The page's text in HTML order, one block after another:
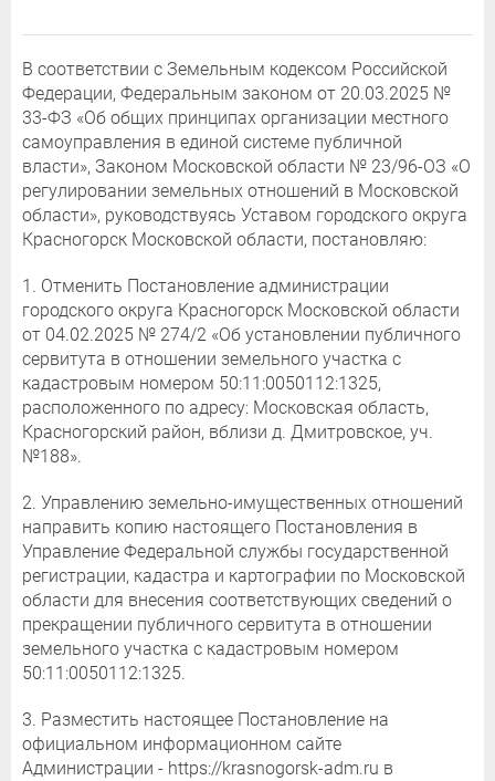
В соответствии с Земельным кодексом Российской
Федерации, Федеральным законом от 20.03.2025 №
33-ФЗ «Об общих принципах организации местного
самоуправления в единой системе публичной
власти», Законом Московской области № 23/96-ОЗ «О
регулировании земельных отношений в Московской
области», руководствуясь Уставом городского округа
Красногорск Московской области, постановляю:
1. Отменить Постановление администрации
городского округа Красногорск Московской области
от 04.02.2025 № 274/2 «Об установлении публичного
сервитута в отношении земельного участка с
кадастровым номером 50:11:0050112:1325,
расположенного по адресу: Московская область,
Красногорский район, вблизи д. Дмитровское, уч.
№188».
2. Управлению земельно-имущественных отношений
направить копию настоящего Постановления в
Управление Федеральной службы государственной
регистрации, кадастра и картографии по Московской
области для внесения соответствующих сведений о
прекращении публичного сервитута в отношении
земельного участка с кадастровым номером
50:11:0050112:1325.
3. Разместить настоящее Постановление на
официальном информационном сайте
Администрации - https://krasnogorsk-adm.ru в